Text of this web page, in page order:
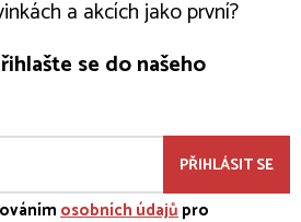
a akcích jako první?
se do našeho
PŘIHLÁSIT SE
osobních údajůpro